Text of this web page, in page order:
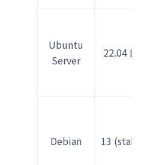
Ubuntu
Server
22.04 LTS
Debian 13 (stable)